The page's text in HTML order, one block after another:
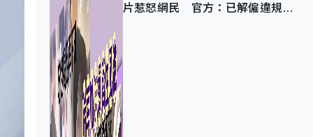
片惹怒網民 官方：已解僱違規員